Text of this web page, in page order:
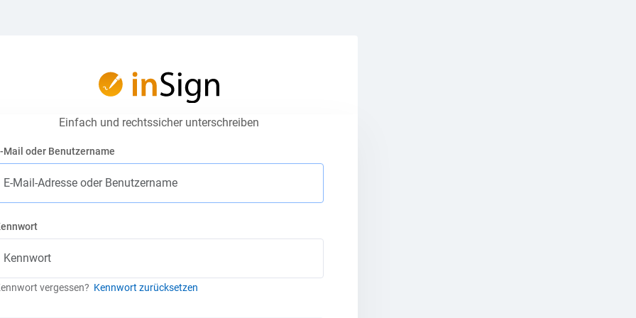
Einfach und rechtssicher unterschreiben
Mail oder Benutzername
vergessen? Kennwort zurücksetzen